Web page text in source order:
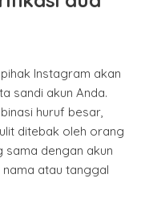
Instagram akan
sandi akun Anda.
huruf besar,
ditebak oleh orang
sama dengan akun
atau tanggal